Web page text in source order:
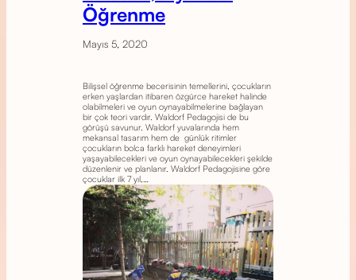
Öğrenme
Mayıs 5, 2020
Bilişsel öğrenme becerisinin temellerini, çocukların
erken yaşlardan itibaren özgürce hareket halinde
olabilmeleri ve oyun oynayabilmelerine bağlayan
bir çok teori vardır. Waldorf Pedagojisi de bu
görüşü savunur. Waldorf yuvalarında hem
mekansal tasarım hem de günlük ritimler
çocukların bolca farklı hareket deneyimleri
yaşayabilecekleri ve oyun oynayabilecekleri şekilde
düzenlenir ve planlanır. Waldorf Pedagojisine göre
çocuklar ilk 7 yıl,…